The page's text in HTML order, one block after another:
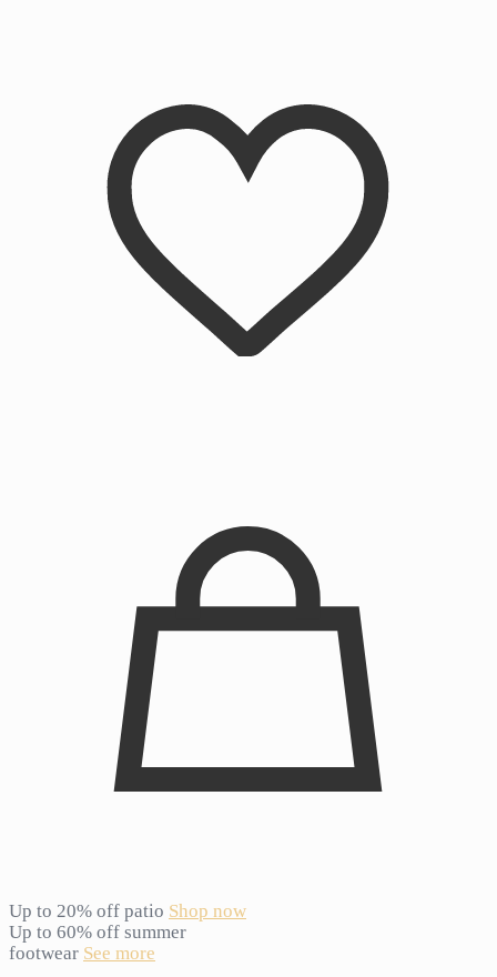
Up to 20% off patio Shop now
Up to 60% off summer
footwear See more